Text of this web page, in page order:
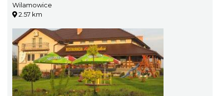
Wilamowice
2.57 km